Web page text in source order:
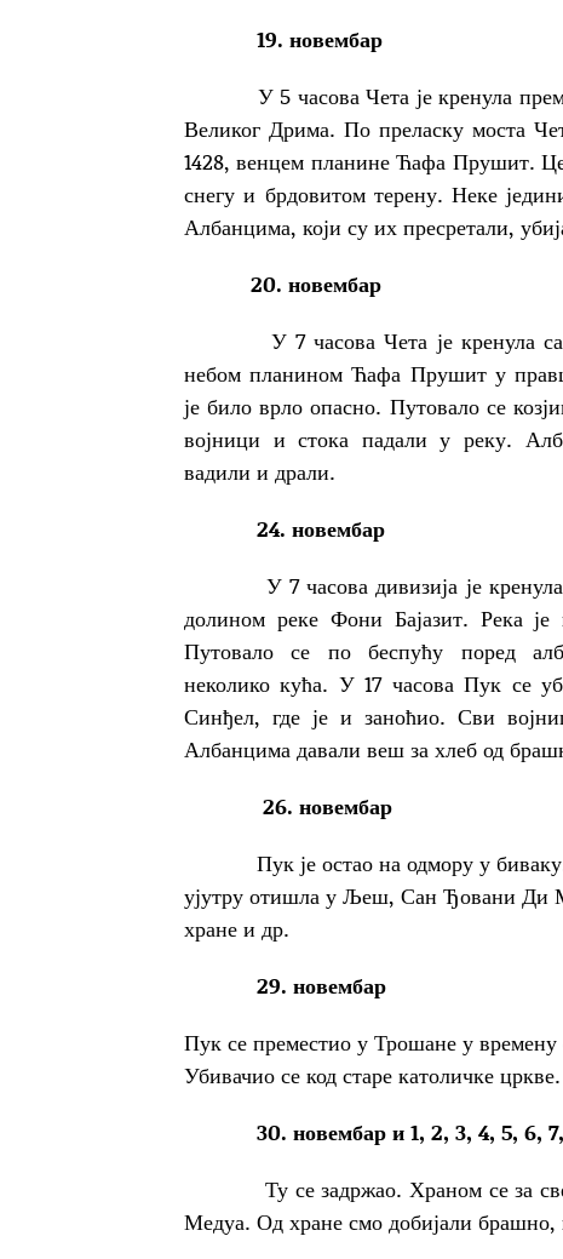
19. новембар
У 5 часова Чета је кренула
Великог Дрима. По преласку моста
1428, венцем планине Ћафа Прушит.
снегу и брдовитом терену. Неке
Албанцима, који су их пресретали,
20. новембар
У 7 часова Чета је кренула
небом планином Ћафа Прушит у
је било врло опасно. Путовало се
војници и стока падали у реку.
вадили и драли.
24. новембар
У 7 часова дивизија је кренула
долином реке Фони Бајазит.
Путовало се по беспућу поред
неколико кућа. У 17 часова Пук се
Синђел, где је и заноћио. Сви
Албанцима давали веш за хлеб од
26. новембар
Пук је остао на одмору у биваку.
ујутру отишла у Љеш, Сан Ђовани Ди
хране и др.
29. новембар
Пук се преместио у Трошане у времену
Убивачио се код старе католичке цркве.
30. новембар и 1, 2, 3, 4, 5, 6, 7,
Ту се задржао. Храном се за све
Медуа. Од хране смо добијали